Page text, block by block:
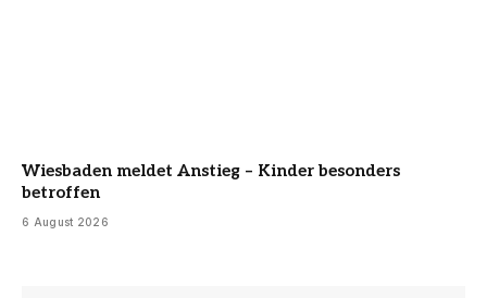
Wiesbaden meldet Anstieg – Kinder besonders
betroffen
6 August 2026